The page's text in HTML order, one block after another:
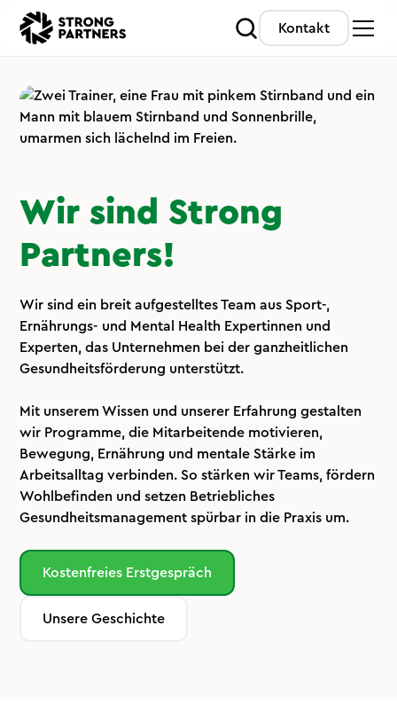
Kontakt
Wir sind Strong
Partners!
Wir sind ein breit aufgestelltes Team aus Sport-,
Ernährungs- und Mental Health Expertinnen und
Experten, das Unternehmen bei der ganzheitlichen
Gesundheitsförderung unterstützt.
Mit unserem Wissen und unserer Erfahrung gestalten
wir Programme, die Mitarbeitende motivieren,
Bewegung, Ernährung und mentale Stärke im
Arbeitsalltag verbinden. So stärken wir Teams, fördern
Wohlbefinden und setzen Betriebliches
Gesundheitsmanagement spürbar in die Praxis um.
Kostenfreies Erstgespräch
Unsere Geschichte